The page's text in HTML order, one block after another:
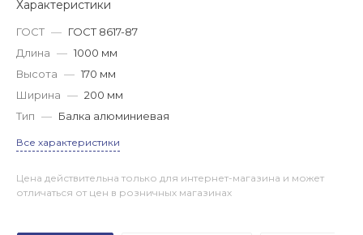
Характеристики
ГОСТ — ГОСТ 8617-87
Длина — 1000 мм
Высота — 170 мм
Ширина — 200 мм
Тип — Балка алюминиевая
Все характеристики
Цена действительна только для интернет-магазина и может
отличаться от цен в розничных магазинах